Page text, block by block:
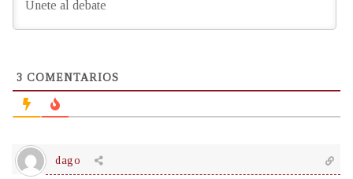
3 COMENTARIOS
dago